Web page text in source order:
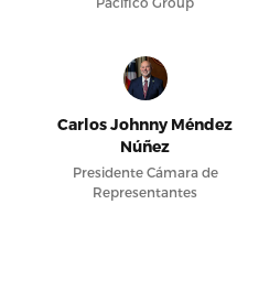
Carlos Johnny Méndez
Núñez
Presidente Cámara de
Representantes